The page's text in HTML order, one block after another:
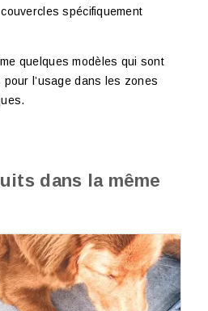
spécifiquement
quelques modèles qui sont
l’usage dans les zones
dans la même